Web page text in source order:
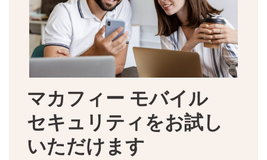
マカフィー モバイル
セキュリティをお試し
いただけます